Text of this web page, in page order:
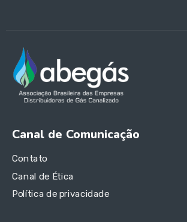
Canal de Comunicação
Contato
Canal de Ética
Política de privacidade